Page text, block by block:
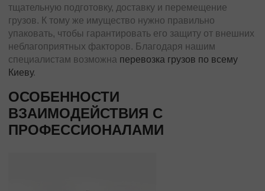
Черновцы
Мукачево
Винница
Дружковка
Ужгород
Чернигов
Черкассы
Международные перевозки
тщательную подготовку, доставку и перемещение
грузов. К тому же имущество нужно правильно
упаковать, чтобы гарантировать его защиту от внешних
неблагоприятных факторов. Благодаря нашим
специалистам возможна перевозка грузов по всему
Киеву.
ОСОБЕННОСТИ
ВЗАИМОДЕЙСТВИЯ С
ПРОФЕССИОНАЛАМИ